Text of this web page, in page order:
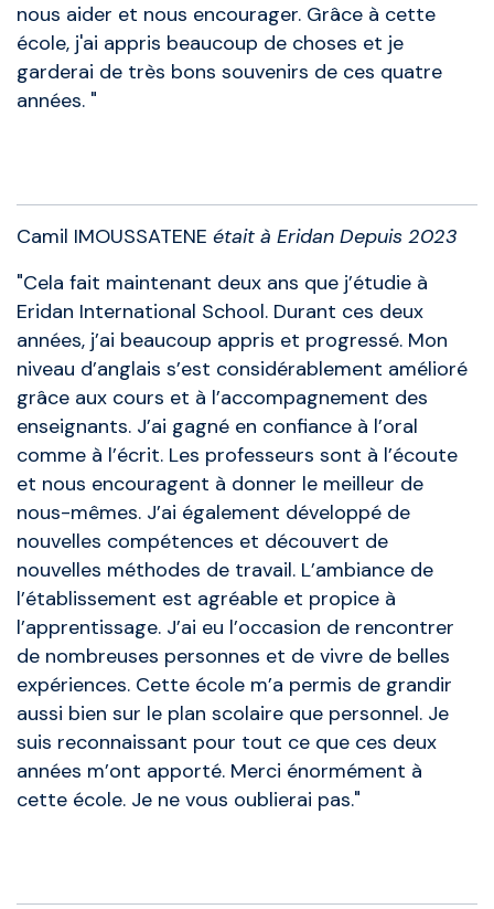
nous aider et nous encourager. Grâce à cette
école, j'ai appris beaucoup de choses et je
garderai de très bons souvenirs de ces quatre
années. "
Camil IMOUSSATENE était à Eridan Depuis 2023
"Cela fait maintenant deux ans que j’étudie à
Eridan International School. Durant ces deux
années, j’ai beaucoup appris et progressé. Mon
niveau d’anglais s’est considérablement amélioré
grâce aux cours et à l’accompagnement des
enseignants. J’ai gagné en confiance à l’oral
comme à l’écrit. Les professeurs sont à l’écoute
et nous encouragent à donner le meilleur de
nous-mêmes. J’ai également développé de
nouvelles compétences et découvert de
nouvelles méthodes de travail. L’ambiance de
l’établissement est agréable et propice à
l’apprentissage. J’ai eu l’occasion de rencontrer
de nombreuses personnes et de vivre de belles
expériences. Cette école m’a permis de grandir
aussi bien sur le plan scolaire que personnel. Je
suis reconnaissant pour tout ce que ces deux
années m’ont apporté. Merci énormément à
cette école. Je ne vous oublierai pas."